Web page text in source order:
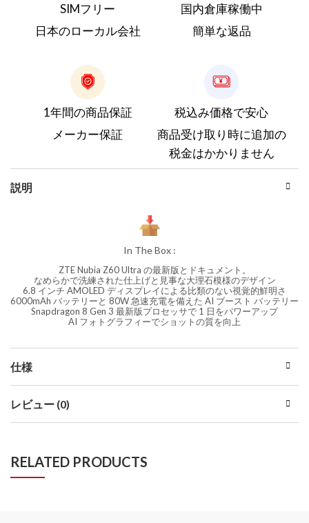
SIMフリー
日本のローカル会社
国内倉庫稼働中
簡単な返品
1年間の商品保証
メーカー保証
税込み価格で安心
商品受け取り時に追加の
税金はかかりません
説明
In The Box :
ZTE Nubia Z60 Ultra の最新版とドキュメント。
なめらかで洗練された仕上げと見事な大理石模様のデザイン
6.8 インチ AMOLED ディスプレイによる比類のない視覚的鮮明さ
6000mAh バッテリーと 80W 急速充電を備えた AI ブースト バッテリー
Snapdragon 8 Gen 3 最新版プロセッサで 1 日をパワーアップ
AI フォトグラフィーでショットの質を向上
仕様
レビュー (0)
RELATED PRODUCTS